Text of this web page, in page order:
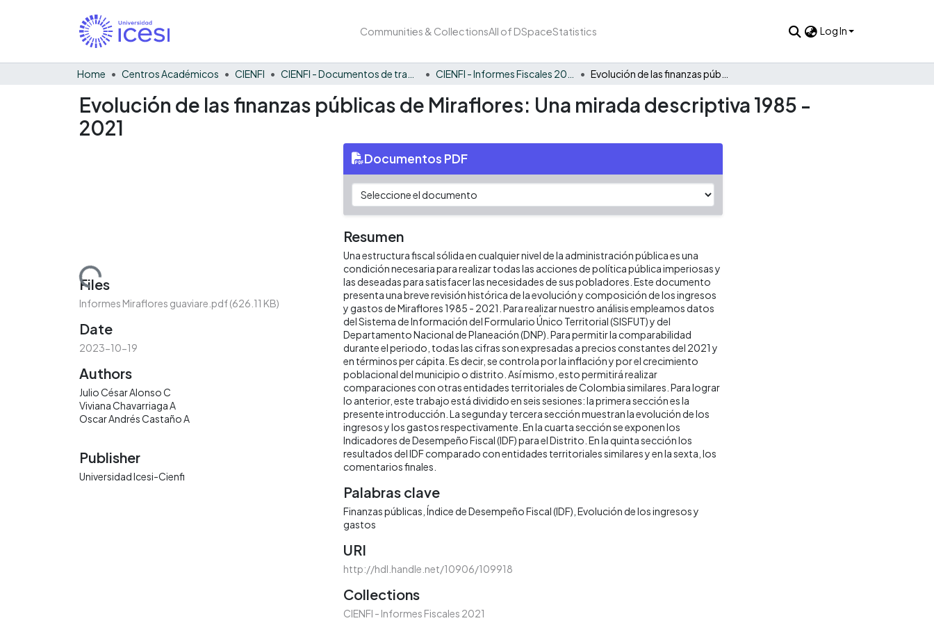
Communities & CollectionsAll of DSpaceStatistics Log In
Home Centros Académicos CIENFI
Evolución de las finanzas públicas de Miraflores: Una mirada descriptiva 1985 -
2021
Loading...
Files
Informes Miraflores guaviare.pdf(626.11 KB)
Date
2023-10-19
Authors
Julio César Alonso C
Viviana Chavarriaga A
Oscar Andrés Castaño A
Publisher
Universidad Icesi-Cienfi
Documentos PDF
Resumen
Una estructura fiscal sólida en cualquier nivel de la administración pública es una
condición necesaria para realizar todas las acciones de política pública imperiosas y
las deseadas para satisfacer las necesidades de sus pobladores. Este documento
presenta una breve revisión histórica de la evolución y composición de los ingresos
y gastos de Miraflores 1985 - 2021. Para realizar nuestro análisis empleamos datos
del Sistema de Información del Formulario Único Territorial (SISFUT) y del
Departamento Nacional de Planeación (DNP). Para permitir la comparabilidad
durante el periodo, todas las cifras son expresadas a precios constantes del 2021 y
en términos per cápita. Es decir, se controla por la inflación y por el crecimiento
poblacional del municipio o distrito. Así mismo, esto permitirá realizar
comparaciones con otras entidades territoriales de Colombia similares. Para lograr
lo anterior, este trabajo está dividido en seis sesiones: la primera sección es la
presente introducción. La segunda y tercera sección muestran la evolución de los
ingresos y los gastos respectivamente. En la cuarta sección se exponen los
Indicadores de Desempeño Fiscal (IDF) para el Distrito. En la quinta sección los
resultados del IDF comparado con entidades territoriales similares y en la sexta, los
comentarios finales.
Palabras clave
Finanzas públicas Índice de Desempeño Fiscal (IDF) Evolución de los ingresos y
gastos
URI
http://hdl.handle.net/10906/109918
Collections
CIENFI - Informes Fiscales 2021